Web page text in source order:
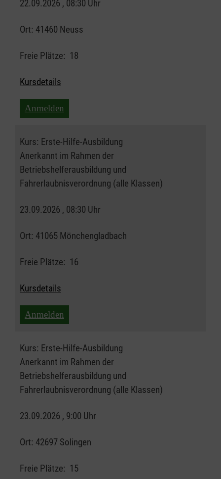
22.09.2026 , 08:30 Uhr
Ort: 41460 Neuss
Freie Plätze: 18
Kursdetails
Anmelden
Kurs: Erste-Hilfe-Ausbildung
Anerkannt im Rahmen der
Betriebshelferausbildung und
Fahrerlaubnisverordnung (alle Klassen)
23.09.2026 , 08:30 Uhr
Ort: 41065 Mönchengladbach
Freie Plätze: 16
Kursdetails
Anmelden
Kurs: Erste-Hilfe-Ausbildung
Anerkannt im Rahmen der
Betriebshelferausbildung und
Fahrerlaubnisverordnung (alle Klassen)
23.09.2026 , 9:00 Uhr
Ort: 42697 Solingen
Freie Plätze: 15